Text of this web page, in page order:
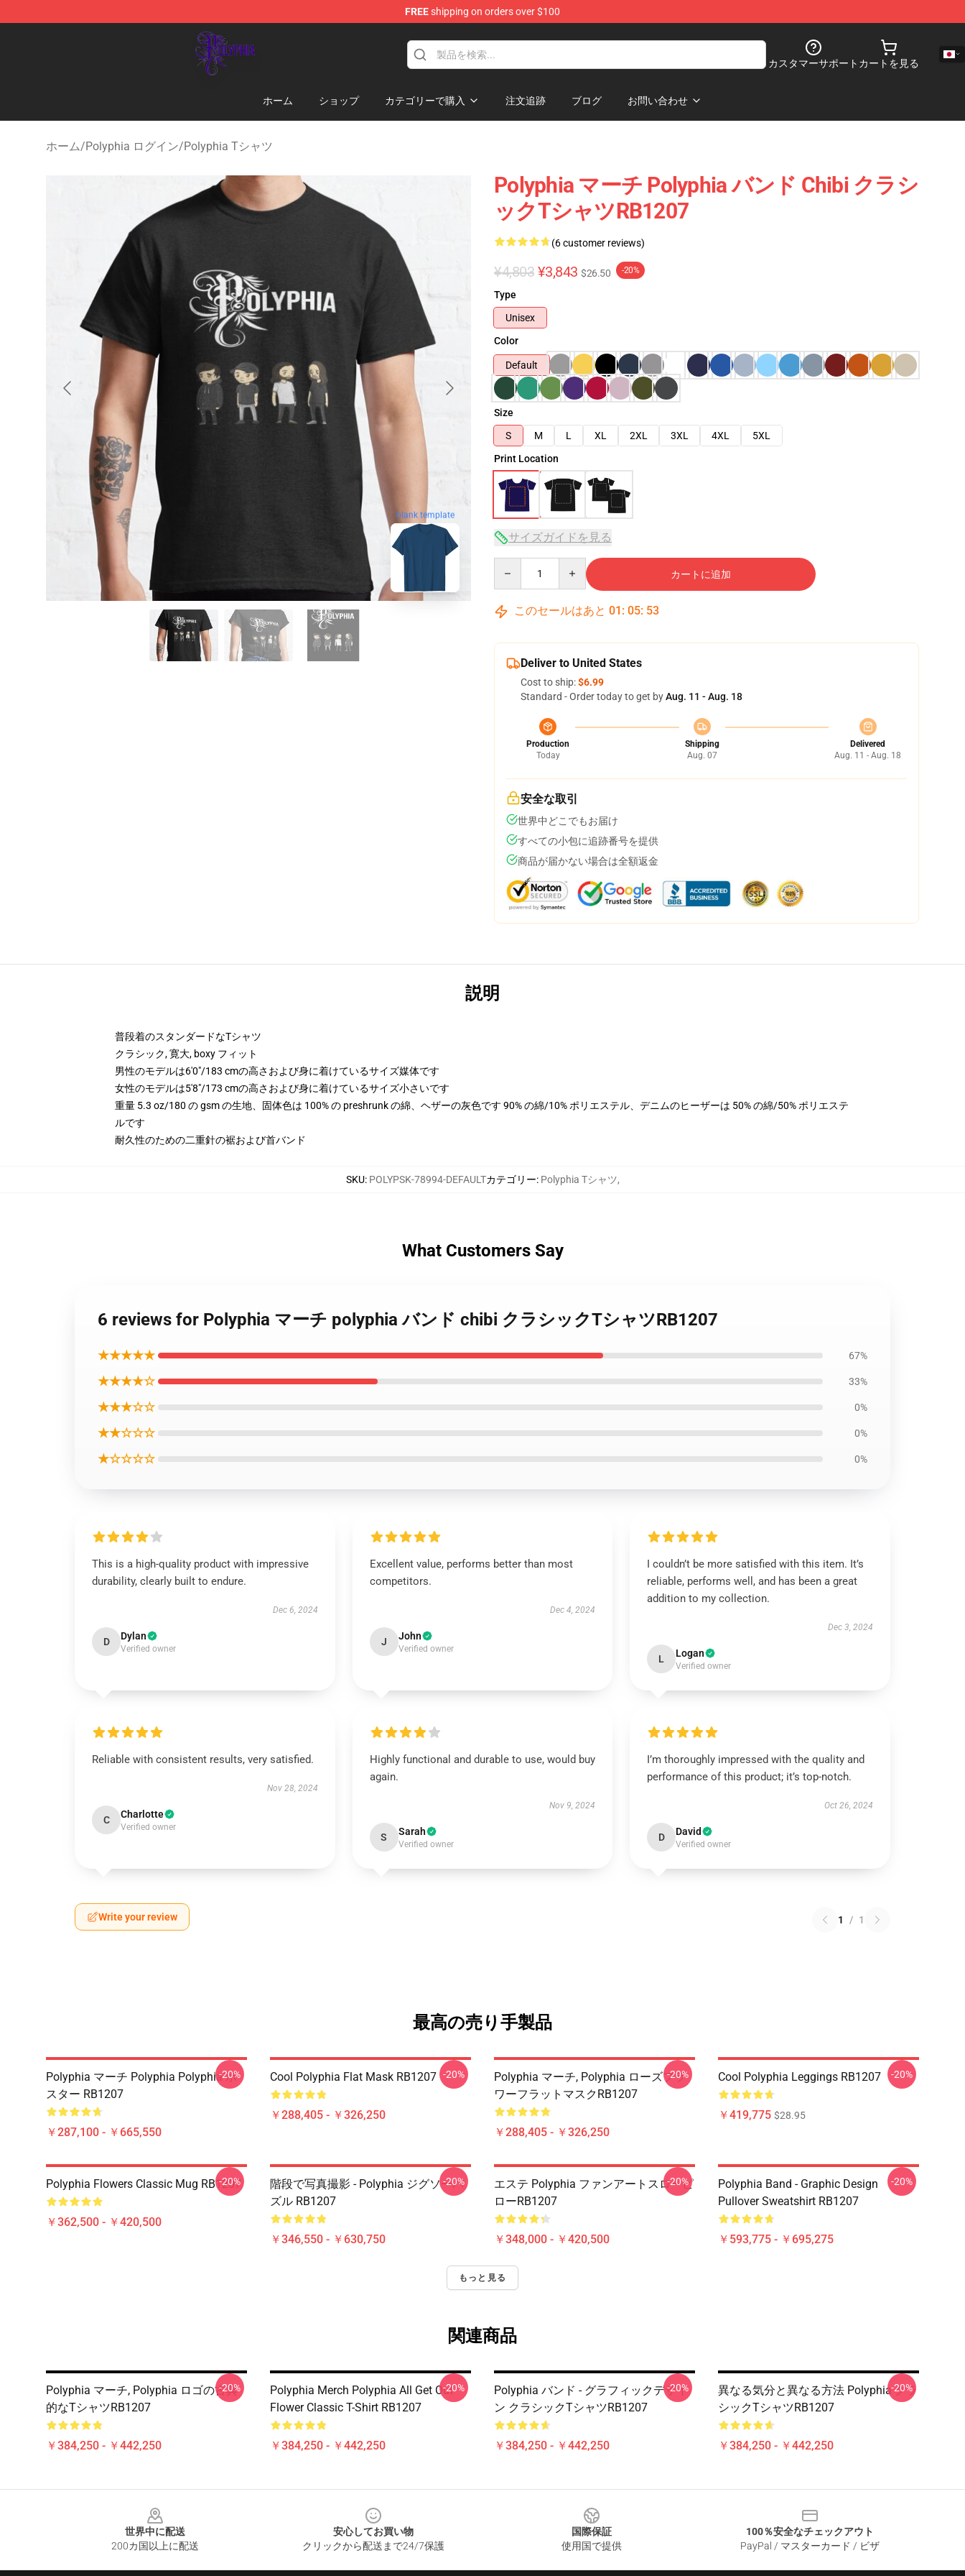
FREEshipping on orders over $100
Polyphia Shop - Official Polyphia Merchandise Store
カスタマーサポート カートを見る
ホーム ショップ カテゴリーで購入 注文追跡 ブログ お問い合わせ
ホーム/Polyphia ログイン/Polyphia Tシャツ
blank template
Polyphia マーチ Polyphia バンド Chibi クラシ
ックTシャツRB1207
(6 customer reviews)
¥4,803 ¥3,843 $26.50 -20%
Type
Unisex
Color
Default
Size
S
M L XL 2XL 3XL 4XL
5XL
Print Location
サイズガイドを見る
カートに追加
このセールはあと 01 : 05: 52
Deliver to United States
Cost to ship:$6.99
Standard - Order today to get byAug. 11 - Aug. 18
Production
Today
Shipping
Aug. 07
Delivered
Aug. 11 - Aug. 18
安全な取引
世界中どこでもお届け
すべての小包に追跡番号を提供
商品が届かない場合は全額返金
説明
普段着のスタンダードなTシャツ
クラシック, 寛大, boxy フィット
男性のモデルは6'0"/183 cmの高さおよび身に着けているサイズ媒体です
女性のモデルは5'8"/173 cmの高さおよび身に着けているサイズ小さいです
重量 5.3 oz/180 の gsm の生地、固体色は 100% の preshrunk の綿、ヘザーの灰色です 90% の綿/10% ポリエステル、デニムのヒーザーは 50% の綿/50% ポリエステ
ルです
耐久性のための二重針の裾および首バンド
SKU: POLYPSK-78994-DEFAULTカテゴリー: Polyphia Tシャツ,
What Customers Say
6 reviews for Polyphia マーチ polyphia バンド chibi クラシックTシャツRB1207
★★★★★ 67%
★★★★☆ 33%
★★★☆☆ 0%
★★☆☆☆ 0%
★☆☆☆☆ 0%
This is a high-quality product with impressive
durability, clearly built to endure.
Dec 6, 2024
D Dylan
Verified owner
Excellent value, performs better than most
competitors.
Dec 4, 2024
J John
Verified owner
I couldn’t be more satisfied with this item. It’s
reliable, performs well, and has been a great
addition to my collection.
Dec 3, 2024
L Logan
Verified owner
Reliable with consistent results, very satisfied.
Nov 28, 2024
C Charlotte
Verified owner
Highly functional and durable to use, would buy
again.
Nov 9, 2024
S Sarah
Verified owner
I’m thoroughly impressed with the quality and
performance of this product; it’s top-notch.
Oct 26, 2024
D David
Verified owner
Write your review 1 / 1
最高の売り手製品
Polyphia マーチ Polyphia Polyphia ポ
スター RB1207
￥287,100 - ￥665,550
-20% Cool Polyphia Flat Mask RB1207
￥288,405 - ￥326,250
-20%
Polyphia マーチ, Polyphia ローズフラ
ワーフラットマスクRB1207
￥288,405 - ￥326,250
-20% Cool Polyphia Leggings RB1207
￥419,775 $28.95
-20%
Polyphia Flowers Classic Mug RB1207
￥362,500 - ￥420,500
-20%
階段で写真撮影 - Polyphia ジグソーパ
ズル RB1207
￥346,550 - ￥630,750
-20%
エステ Polyphia ファンアートスローピ
ローRB1207
￥348,000 - ￥420,500
-20%
Polyphia Band - Graphic Design
Pullover Sweatshirt RB1207
￥593,775 - ￥695,275
-20%
もっと見る
関連商品
Polyphia マーチ, Polyphia ロゴの古典
的なTシャツRB1207
￥384,250 - ￥442,250
-20%
Polyphia Merch Polyphia All Get Out
Flower Classic T-Shirt RB1207
￥384,250 - ￥442,250
-20%
Polyphia バンド - グラフィックデザイ
ン クラシックTシャツRB1207
￥384,250 - ￥442,250
-20%
異なる気分と異なる方法 Polyphia クラ
シックTシャツRB1207
￥384,250 - ￥442,250
-20%
世界中に配送
200カ国以上に配送
安心してお買い物
クリックから配送まで24/7保護
国際保証
使用国で提供
100％安全なチェックアウト
PayPal / マスターカード / ビザ